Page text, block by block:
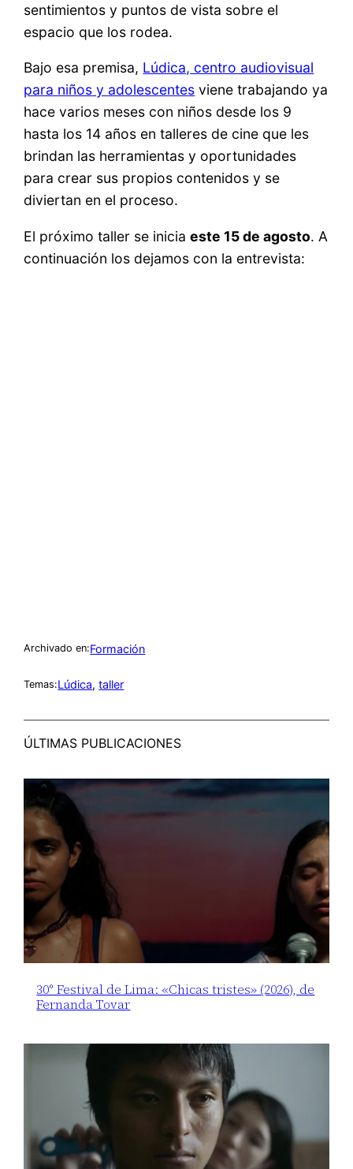
sentimientos y puntos de vista sobre el
espacio que los rodea.
Bajo esa premisa, Lúdica, centro audiovisual
para niños y adolescentes viene trabajando ya
hace varios meses con niños desde los 9
hasta los 14 años en talleres de cine que les
brindan las herramientas y oportunidades
para crear sus propios contenidos y se
diviertan en el proceso.
El próximo taller se iniciaeste 15 de agosto. A
continuación los dejamos con la entrevista:
Archivado en:Formación
Temas:Lúdica, taller
ÚLTIMAS PUBLICACIONES
30° Festival de Lima: «Chicas tristes» (2026), de
Fernanda Tovar